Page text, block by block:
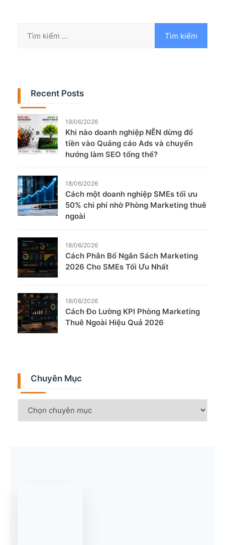
Recent Posts
19/06/2026
Khi nào doanh nghiệp NÊN dừng đổ
tiền vào Quảng cáo Ads và chuyển
hướng làm SEO tổng thể?
18/06/2026
Cách một doanh nghiệp SMEs tối ưu
50% chi phí nhờ Phòng Marketing thuê
ngoài
18/06/2026
Cách Phân Bổ Ngân Sách Marketing
2026 Cho SMEs Tối Ưu Nhất
18/06/2026
Cách Đo Lường KPI Phòng Marketing
Thuê Ngoài Hiệu Quả 2026
Chuyên Mục